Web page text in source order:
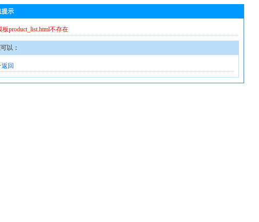
提示
板product_list.html不存在
以：
·返回